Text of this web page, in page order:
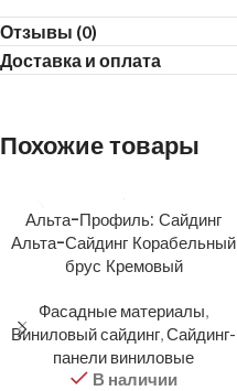
Отзывы (0)
Доставка и оплата
Похожие товары
Альта-Профиль: Сайдинг
Альта-Сайдинг Корабельный
брус Кремовый
Фасадные материалы,
Виниловый сайдинг,Сайдинг-
панели виниловые
В наличии